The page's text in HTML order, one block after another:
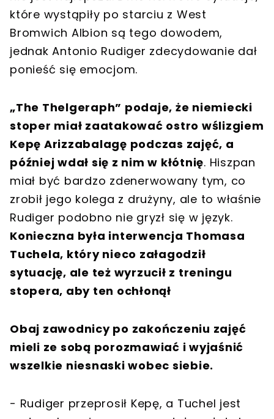
które wystąpiły po starciu z West
Bromwich Albion są tego dowodem,
jednak Antonio Rudiger zdecydowanie dał
ponieść się emocjom.
„The Thelgeraph” podaje, że niemiecki
stoper miał zaatakować ostro wślizgiem
Kepę Arizzabalagę podczas zajęć, a
później wdał się z nim w kłótnię. Hiszpan
miał być bardzo zdenerwowany tym, co
zrobił jego kolega z drużyny, ale to właśnie
Rudiger podobno nie gryzł się w język.
Konieczna była interwencja Thomasa
Tuchela, który nieco załagodził
sytuację, ale też wyrzucił z treningu
stopera, aby ten ochłonął
Obaj zawodnicy po zakończeniu zajęć
mieli ze sobą porozmawiać i wyjaśnić
wszelkie niesnaski wobec siebie.
- Rudiger przeprosił Kepę, a Tuchel jest